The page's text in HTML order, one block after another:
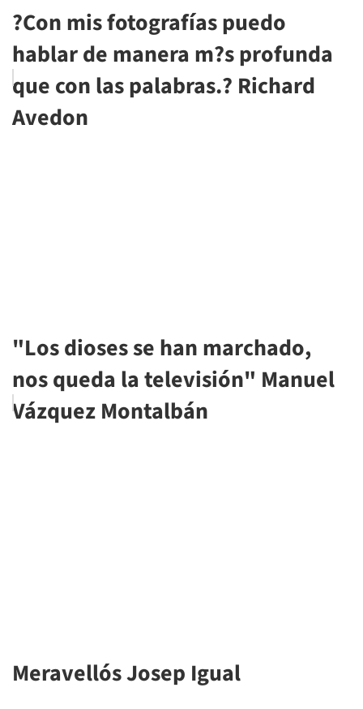
?Con mis fotografías puedo
hablar de manera m?s profunda
que con las palabras.? Richard
Avedon
"Los dioses se han marchado,
nos queda la televisión" Manuel
Vázquez Montalbán
Meravellós Josep Igual